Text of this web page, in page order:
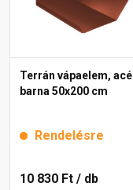
Terrán vápaelem, acél
barna 50x200 cm
Rendelésre
10 830 Ft / db